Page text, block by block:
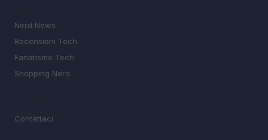
Nerd News
Recensioni Tech
Fanatismo Tech
Shopping Nerd
Contattaci